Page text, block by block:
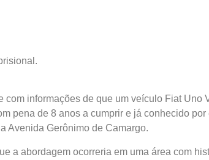
informações de que um veículo Fiat Uno
pena de 8 anos a cumprir e já conhecido por
Avenida Gerônimo de Camargo.
a abordagem ocorreria em uma área com